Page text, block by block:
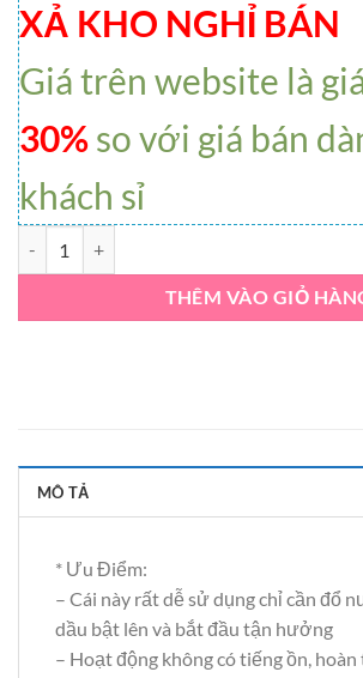
XẢ KHO NGHỈ BÁN
Giá trên website là
30%so với giá bán
khách sỉ
THÊM VÀO GIỎ
MÔ TẢ
* Ưu Điểm:
– Cái này rất dễ sử dụng chỉ cần đổ
dầu bật lên và bắt đầu tận hưởng
– Hoạt động không có tiếng ồn, hoàn